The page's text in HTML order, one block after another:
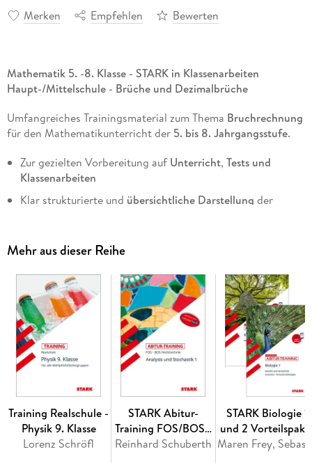
Merken Empfehlen Bewerten
Mathematik 5. -8. Klasse - STARK in Klassenarbeiten
Haupt-/Mittelschule - Brüche und Dezimalbrüche
Umfangreiches Trainingsmaterial zum Thema Bruchrechnung
für den Mathematikunterricht der 5. bis 8. Jahrgangsstufe.
Zur gezielten Vorbereitung aufUnterricht, Tests und
Klassenarbeiten
Klar strukturierte und übersichtliche Darstellung der
Schülergerechte Schritt-für-Schritt-
Beispielezu jedem Themengebiet
Über 200 differenzierteAufgabenmit hilfreichenTipps
Mustertests
zur selbstständigen Wissensüberprüfung inkl.
Angaben zu Zeitbedarf und Punkteverteilung
Ausführliche
Lösungsvorschlägemit detaillierten
Rechenschritten zu allen Aufgaben
Mehr aus dieser Reihe
Training Realschule -
Physik 9. Klasse
Lorenz Schröfl
STARK Abitur-
Training FOS/BOS -
Mathematik Bayern
Reinhard Schuberth
STARK Biologie 1
und 2
- Abitur-Training